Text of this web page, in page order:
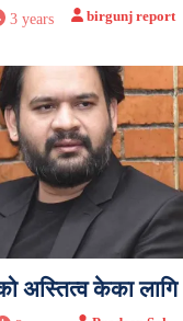
3 years birgunj report
अस्तित्व केका